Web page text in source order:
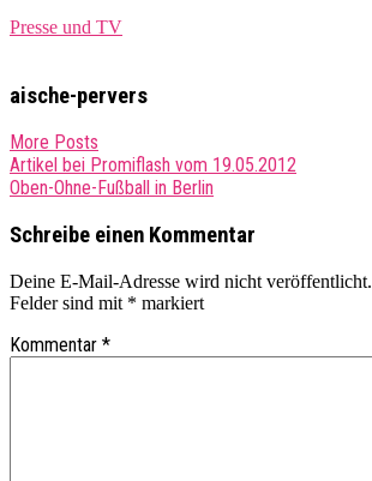
Presse und TV
aische-pervers
More Posts
Post
navigation
Artikel bei Promiflash vom 19.05.2012
Oben-Ohne-Fußball in Berlin
Schreibe einen Kommentar
Deine E-Mail-Adresse wird nicht veröffentlicht.
Felder sind mit * markiert
Kommentar *